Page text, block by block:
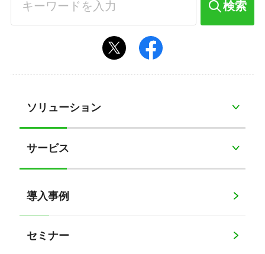
検索
ソリューション
サービス
導入事例
セミナー